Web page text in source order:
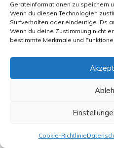
Geräteinformationen zu speichern
Wenn du diesen Technologien
Surfverhalten oder eindeutige IDs
Wenn du deine Zustimmung nicht
bestimmte Merkmale und
Cookie-Richtlinie
Der folgenden Bemerkung
nur voll und ganz zustimmen:
zu nah an der Macht zu
erst recht nicht allein
aussieht.“
Und wenn ich höre, dass
mit geradezu unfassbarer
Unbelehrbarkeit ihr
Ausschaltung des